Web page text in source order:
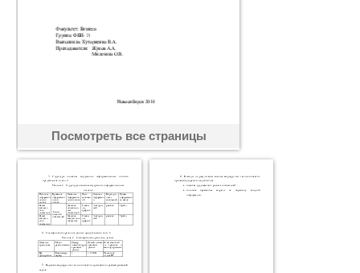
Посмотреть все страницы